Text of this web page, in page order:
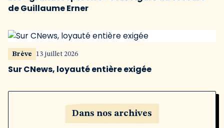
de Guillaume Erner
Brève 13 juillet 2026
Sur CNews, loyauté entière exigée
Dans nos archives